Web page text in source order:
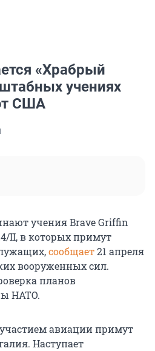
«Храбрый
учениях
США
учения Brave Griffin
II, в которых примут
сообщает21 апреля
вооруженных сил.
планов
НАТО.
авиации примут
Наступает